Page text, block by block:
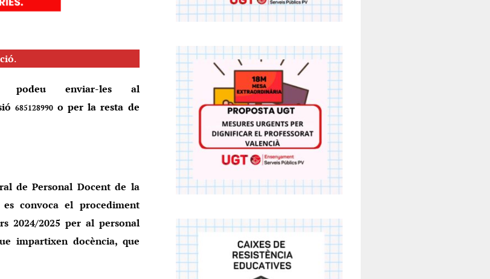
.
podeu enviar-les al
685128990 o per la resta de
de Personal Docent de la
convoca el procediment
2024/2025 per al personal
impartixen docència, que